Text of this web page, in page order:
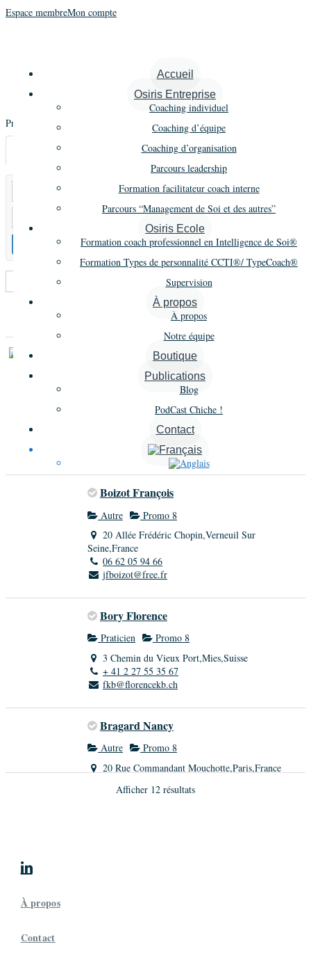
Espace membreMon compte
Accueil
Osiris Entreprise
Coaching individuel
Coaching d’équipe
Coaching d’organisation
Parcours leadership
Formation facilitateur coach interne
Parcours “Management de Soi et des autres”
Osiris Ecole
Formation coach professionnel en Intelligence de Soi®
Formation Types de personnalité CCTI®/ TypeCoach®
Supervision
À propos
À propos
Notre équipe
Boutique
Publications
Blog
PodCast Chiche !
Contact
Promo 8
Promo 8 | Septembre 2004 – Juillet 2006
Titre
Grille Carte
Amsellem Patrick
Promo 8
142 avenue de Paris,Vincennes,France
06 80 99 88 50
pamsellem@alphaetomega.com
Alpha et Oméga
Boizot François
Autre
Promo 8
20 Allée Frédéric Chopin,Verneuil Sur
Seine,France
06 62 05 94 66
jfboizot@free.fr
Bory Florence
Praticien
Promo 8
3 Chemin du Vieux Port,Mies,Suisse
+ 41 2 27 55 35 67
fkb@florencekb.ch
Bragard Nancy
Autre
Promo 8
20 Rue Commandant Mouchotte,Paris,France
nancybrgrd1@gmail.com
Afficher 12 résultats

À propos
Contact